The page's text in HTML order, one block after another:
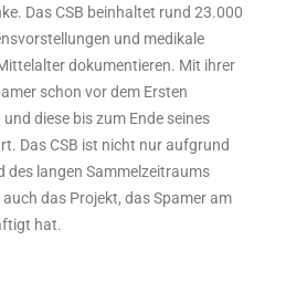
Das CSB beinhaltet rund 23.000
und medikale
dokumentieren. Mit ihrer
schon vor dem Ersten
diese bis zum Ende seines
Das CSB ist nicht nur aufgrund
des langen Sammelzeitraums
das Projekt, das Spamer am
hat.